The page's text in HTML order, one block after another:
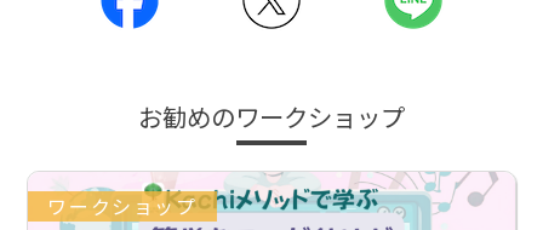
お勧めのワークショップ
ワークショップ